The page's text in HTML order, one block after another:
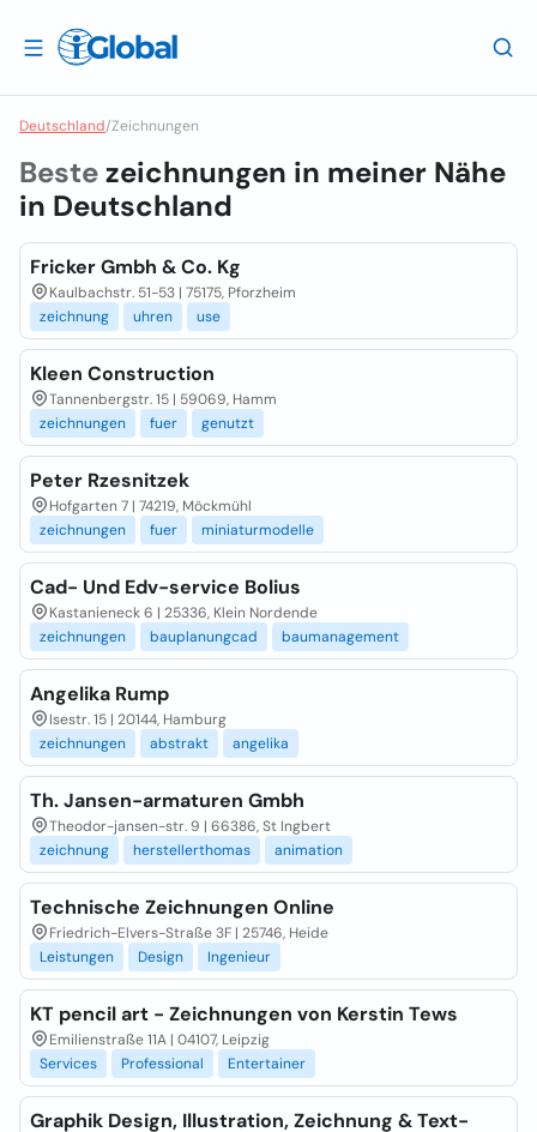
Deutschland/Zeichnungen
Bestezeichnungen in meiner Nähe
in Deutschland
Fricker Gmbh & Co. Kg
Kaulbachstr. 51-53 | 75175, Pforzheim
zeichnung
uhren use
Kleen Construction
Tannenbergstr. 15 | 59069, Hamm
zeichnungen
fuer genutzt
Peter Rzesnitzek
Hofgarten 7 | 74219, Möckmühl
zeichnungen
fuer miniaturmodelle
Cad- Und Edv-service Bolius
Kastanieneck 6 | 25336, Klein Nordende
zeichnungen
bauplanungcad baumanagement
Angelika Rump
Isestr. 15 | 20144, Hamburg
zeichnungen
abstrakt angelika
Th. Jansen-armaturen Gmbh
Theodor-jansen-str. 9 | 66386, St Ingbert
zeichnung
herstellerthomas animation
Technische Zeichnungen Online
Friedrich-Elvers-Straße 3F | 25746, Heide
Leistungen
Design Ingenieur
KT pencil art - Zeichnungen von Kerstin Tews
Emilienstraße 11A | 04107, Leipzig
Services
Professional Entertainer
Graphik Design, Illustration, Zeichnung & Text-